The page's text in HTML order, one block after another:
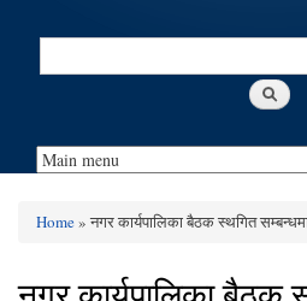
Search
Home» नगर कार्यपालिका बैठक स्थगित